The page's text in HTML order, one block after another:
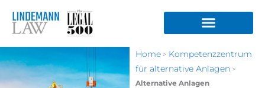
Inhalt
springen
Home> Kompetenzzentrum
für alternative Anlagen >
Alternative Anlagen